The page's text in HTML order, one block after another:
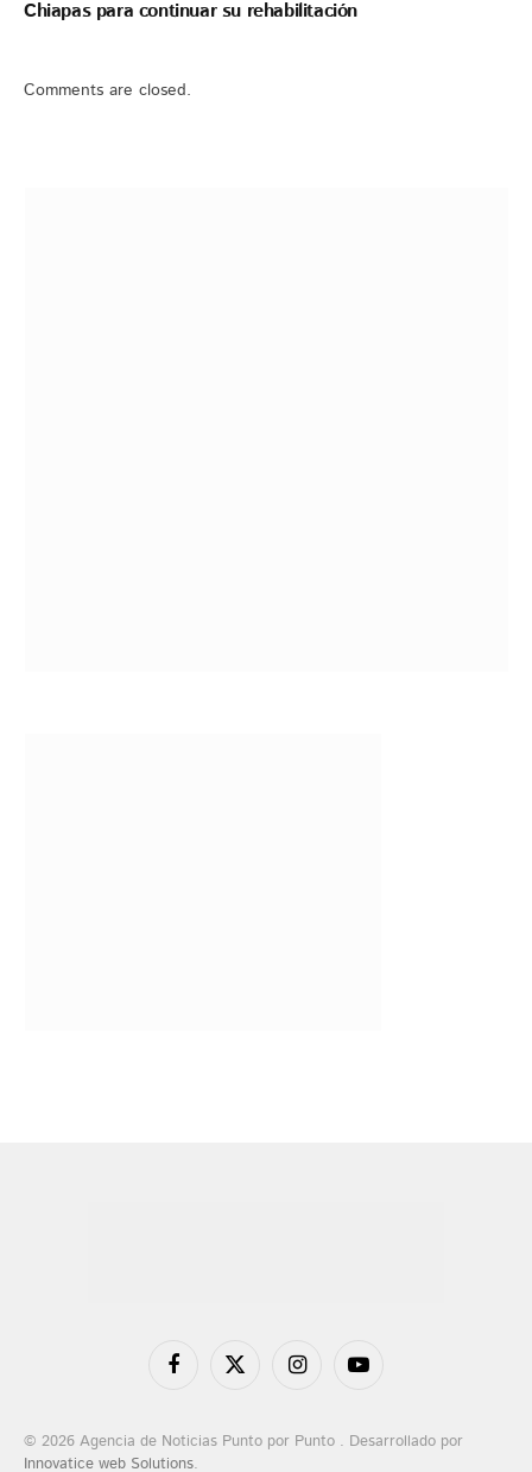
Chiapas para continuar su rehabilitación
Comments are closed.
FacebookX
InstagramYouTube
© 2026 Agencia de Noticias Punto por Punto . Desarrollado por
Innovatice web Solutions.